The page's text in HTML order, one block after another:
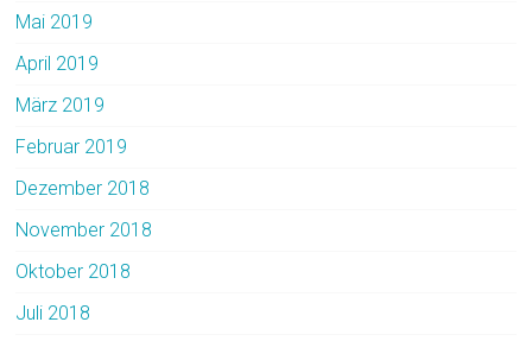
Mai 2019
April 2019
März 2019
Februar 2019
Dezember 2018
November 2018
Oktober 2018
Juli 2018